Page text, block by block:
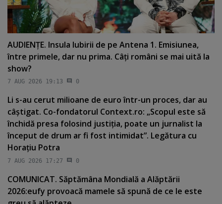
AUDIENŢE. Insula Iubirii de pe Antena 1. Emisiunea,
între primele, dar nu prima. Câţi români se mai uită la
show?
7 AUG 2026 19:13 0
Li s-au cerut milioane de euro într-un proces, dar au
câştigat. Co-fondatorul Context.ro: „Scopul este să
închidă presa folosind justiţia, poate un jurnalist la
început de drum ar fi fost intimidat”. Legătura cu
Horaţiu Potra
7 AUG 2026 17:27 0
COMUNICAT. Săptămâna Mondială a Alăptării
2026:eufy provoacă mamele să spună de ce le este